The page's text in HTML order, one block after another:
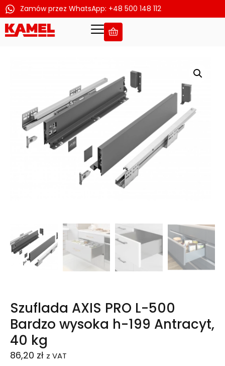
Przejdź
Zamów przez WhatsApp: +48 500 148 112
Szuflada AXIS PRO L-500
Bardzo wysoka h-199 Antracyt,
40 kg
86,20 zł z VAT